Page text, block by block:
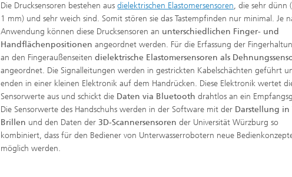
Die Drucksensoren bestehen ausdielektrischen Elastomersensoren, die sehr dünn
1 mm) und sehr weich sind. Somit stören sie das Tastempfinden nur minimal. Je
Anwendung können diese Drucksensoren an unterschiedlichen Finger- und
Handflächenpositionen angeordnet werden. Für die Erfassung der
an den Fingeraußenseitendielektrische Elastomersensoren als
angeordnet. Die Signalleitungen werden in gestrickten Kabelschächten geführt
enden in einer kleinen Elektronik auf dem Handrücken. Diese Elektronik wertet
Sensorwerte aus und schickt die Daten via Bluetooth drahtlos an ein
Die Sensorwerte des Handschuhs werden in der Software mit der Darstellung in
Brillen und den Daten der3D-Scannersensoren der Universität Würzburg so
kombiniert, dass für den Bediener von Unterwasserrobotern neue
möglich werden.